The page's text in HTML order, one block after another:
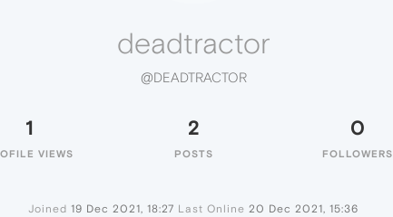
deadtractor
@DEADTRACTOR
1
VIEWS
2
POSTS
0
FOLLOWERS
Joined 19 Dec 2021, 18:27 Last Online 20 Dec 2021, 15:36